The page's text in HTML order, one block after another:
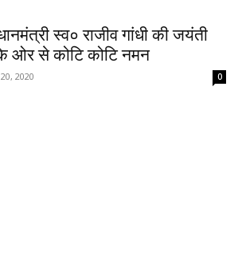
स्व० राजीव गांधी की जयंती
के ओर से कोटि कोटि नमन
2020 0